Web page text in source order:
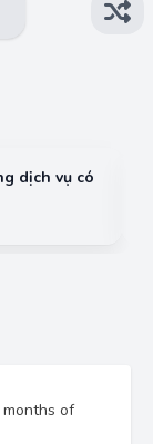
dịch vụ có
of